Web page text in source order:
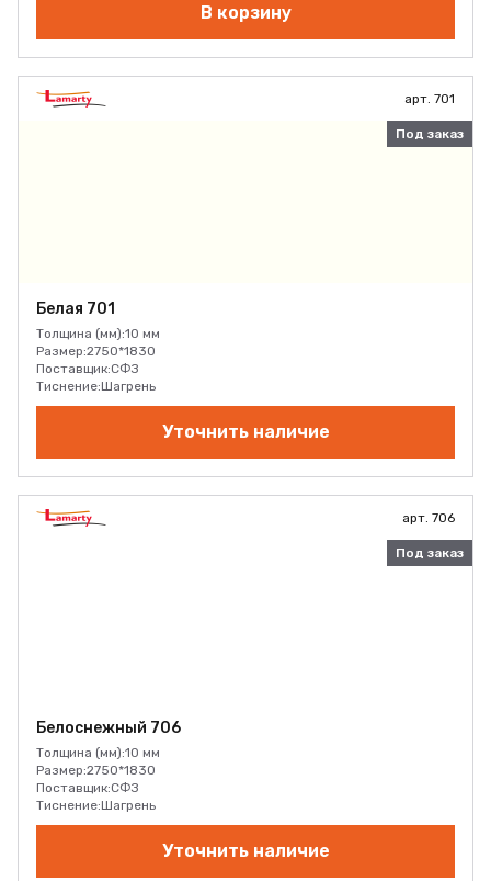
В корзину
арт. 701
Под заказ
Белая 701
Толщина (мм):10 мм
Размер:2750*1830
Поставщик:СФЗ
Тиснение:Шагрень
Уточнить наличие
арт. 706
Под заказ
Белоснежный 706
Толщина (мм):10 мм
Размер:2750*1830
Поставщик:СФЗ
Тиснение:Шагрень
Уточнить наличие